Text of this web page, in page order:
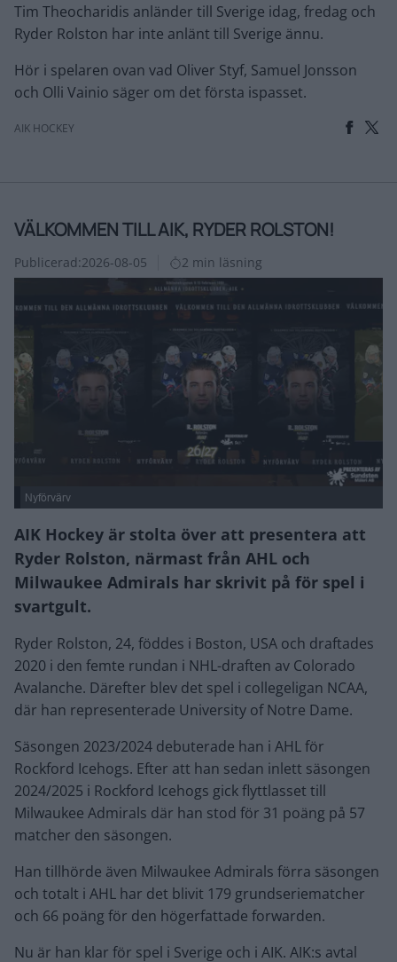
Tim Theocharidis anländer till Sverige idag, fredag och
Ryder Rolston har inte anlänt till Sverige ännu.
Hör i spelaren ovan vad Oliver Styf, Samuel Jonsson
och Olli Vainio säger om det första ispasset.
AIK HOCKEY
VÄLKOMMEN TILL AIK, RYDER ROLSTON!
Publicerad:2026-08-05 2 min läsning
Nyförvärv
AIK Hockey är stolta över att presentera att
Ryder Rolston, närmast från AHL och
Milwaukee Admirals har skrivit på för spel i
svartgult.
Ryder Rolston, 24, föddes i Boston, USA och draftades
2020 i den femte rundan i NHL-draften av Colorado
Avalanche. Därefter blev det spel i collegeligan NCAA,
där han representerade University of Notre Dame.
Säsongen 2023/2024 debuterade han i AHL för
Rockford Icehogs. Efter att han sedan inlett säsongen
2024/2025 i Rockford Icehogs gick flyttlasset till
Milwaukee Admirals där han stod för 31 poäng på 57
matcher den säsongen.
Han tillhörde även Milwaukee Admirals förra säsongen
och totalt i AHL har det blivit 179 grundseriematcher
och 66 poäng för den högerfattade forwarden.
Nu är han klar för spel i Sverige och i AIK. AIK:s avtal